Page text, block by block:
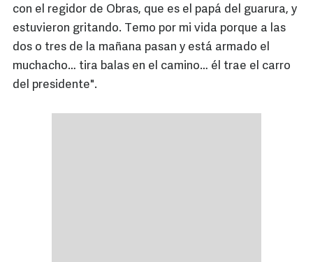
con el regidor de Obras, que es el papá del guarura, y
estuvieron gritando. Temo por mi vida porque a las
dos o tres de la mañana pasan y está armado el
muchacho… tira balas en el camino… él trae el carro
del presidente".